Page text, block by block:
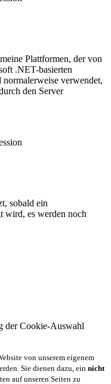
Plattformen, der von
.NET-basierten
verwendet,
den Server
sobald ein
wird, es werden noch
der Cookie-Auswahl
von unserem eigenem
Sie dienen dazu, ein nicht
auf unseren Seiten zu